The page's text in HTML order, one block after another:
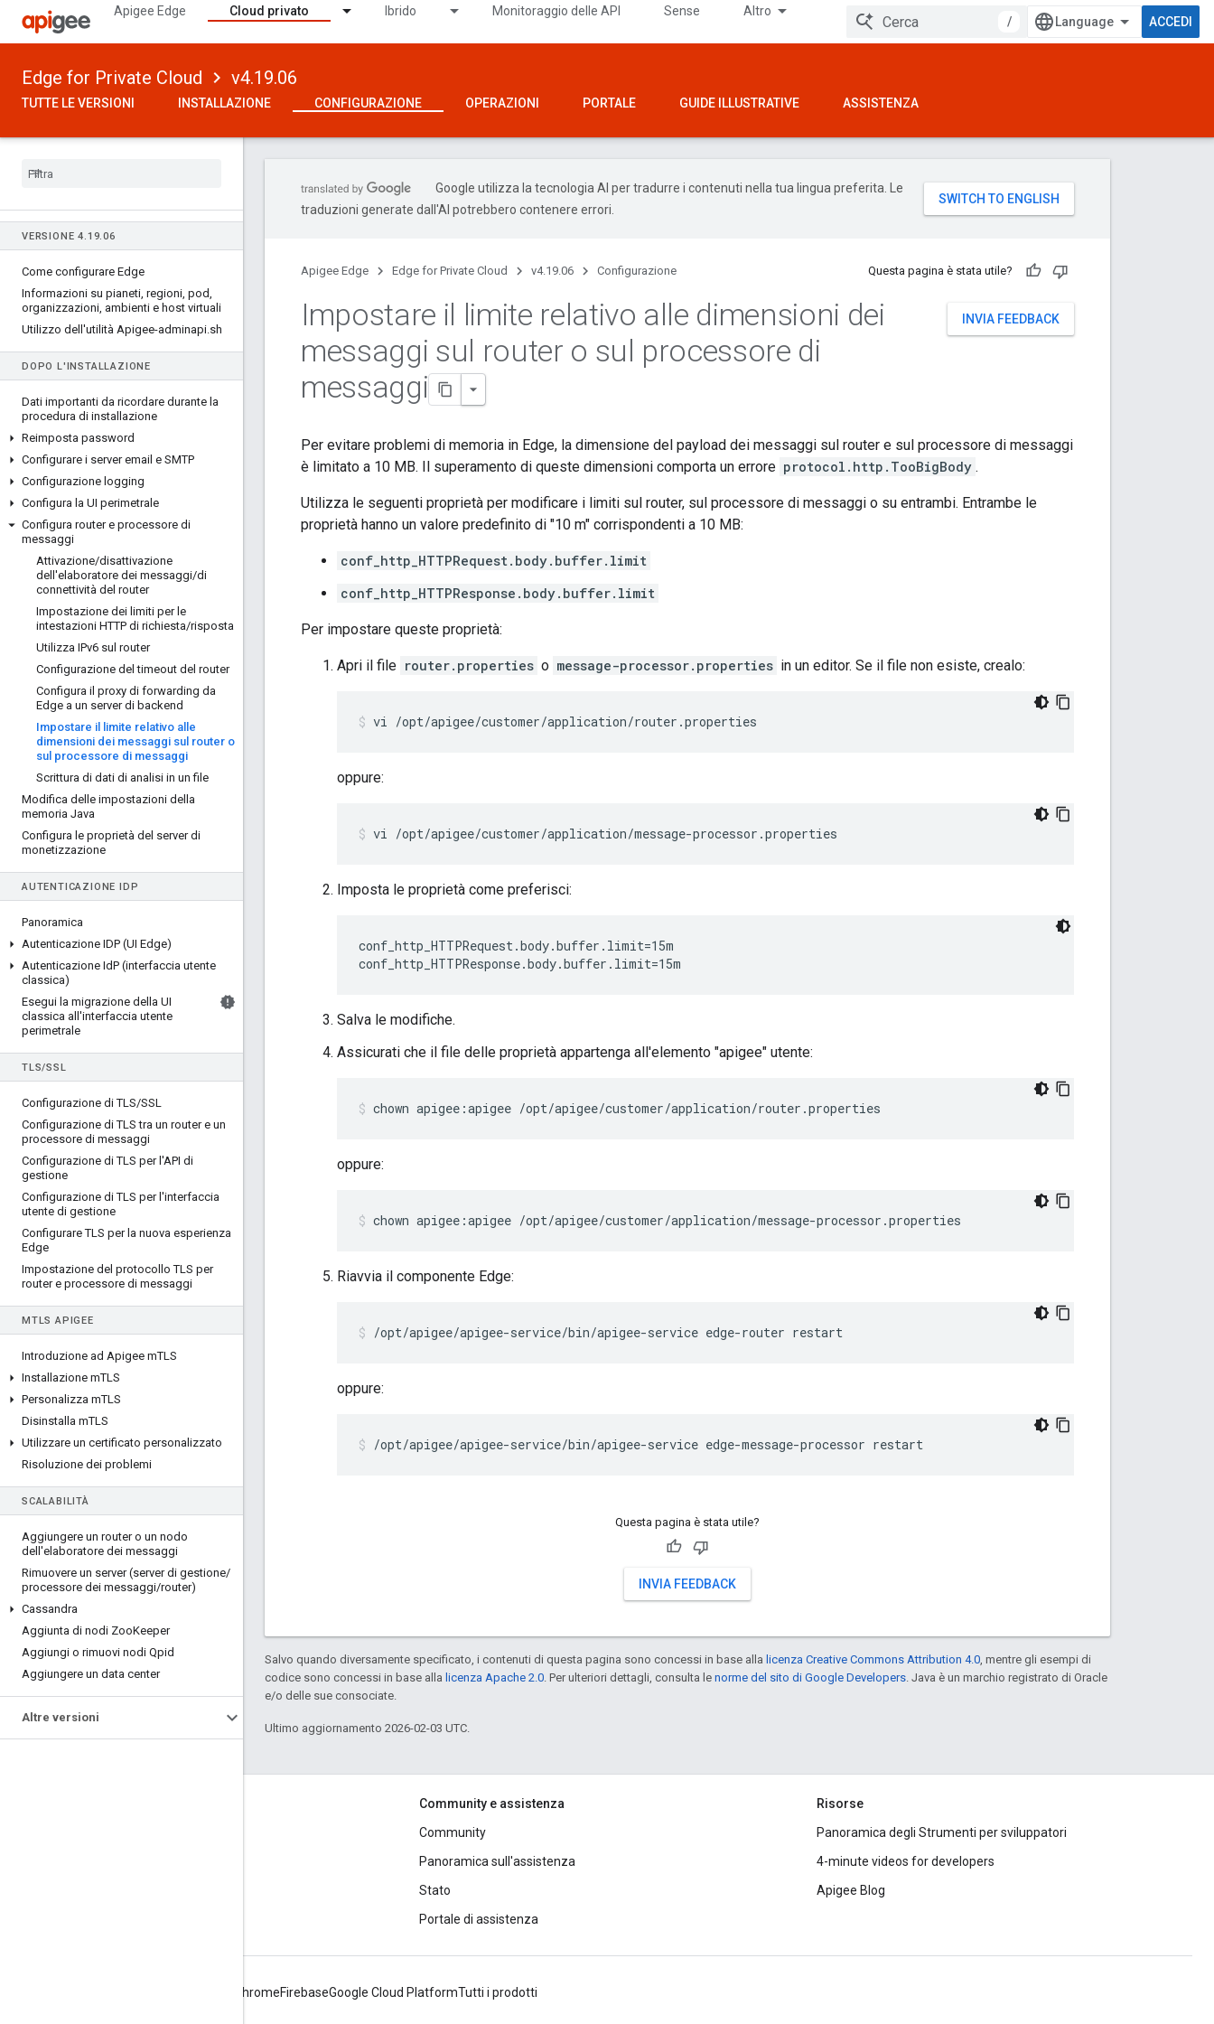
Apigee Edge Cloud privato Ibrido Monitoraggio delle API Sense Altro
/ ACCEDI
Edge for Private Cloud v4.19.06
TUTTE LE VERSIONI INSTALLAZIONE CONFIGURAZIONE OPERAZIONI PORTALE GUIDE ILLUSTRATIVE ASSISTENZA
VERSIONE 4.19.06
Come configurare Edge
Informazioni su pianeti, regioni, pod,
organizzazioni, ambienti e host virtuali
Utilizzo dell'utilità Apigee-adminapi.sh
DOPO L'INSTALLAZIONE
Dati importanti da ricordare durante la
procedura di installazione
Reimposta password
Configurare i server email e SMTP
Configurazione logging
Configura la UI perimetrale
Configura router e processore di
messaggi
Attivazione/disattivazione
dell'elaboratore dei messaggi/di
connettività del router
Impostazione dei limiti per le
intestazioni HTTP di richiesta/risposta
Utilizza IPv6 sul router
Configurazione del timeout del router
Configura il proxy di forwarding da
Edge a un server di backend
Impostare il limite relativo alle
dimensioni dei messaggi sul router o
sul processore di messaggi
Scrittura di dati di analisi in un file
Modifica delle impostazioni della
memoria Java
Configura le proprietà del server di
monetizzazione
AUTENTICAZIONE IDP
Panoramica
Autenticazione IDP (UI Edge)
Autenticazione IdP (interfaccia utente
classica)
Esegui la migrazione della UI
classica all'interfaccia utente
perimetrale
TLS/SSL
Configurazione di TLS/SSL
Configurazione di TLS tra un router e un
processore di messaggi
Configurazione di TLS per l'API di
gestione
Configurazione di TLS per l'interfaccia
utente di gestione
Configurare TLS per la nuova esperienza
Edge
Impostazione del protocollo TLS per
router e processore di messaggi
MTLS APIGEE
Introduzione ad Apigee mTLS
Installazione mTLS
Personalizza mTLS
Disinstalla mTLS
Utilizzare un certificato personalizzato
Risoluzione dei problemi
SCALABILITÀ
Aggiungere un router o un nodo
dell'elaboratore dei messaggi
Rimuovere un server (server di gestione/
processore dei messaggi/router)
Cassandra
Aggiunta di nodi ZooKeeper
Aggiungi o rimuovi nodi Qpid
Aggiungere un data center
Altre versioni
Google utilizza la tecnologia AI per tradurre i contenuti nella tua lingua preferita. Le
traduzioni generate dall'AI potrebbero contenere errori.
Apigee Edge Edge for Private Cloud v4.19.06 Configurazione Questa pagina è stata utile?
INVIA FEEDBACK
Impostare il limite relativo alle dimensioni dei
messaggi sul router o sul processore di
messaggi
Per evitare problemi di memoria in Edge, la dimensione del payload dei messaggi sul router e sul processore di messaggi
è limitato a 10 MB. Il superamento di queste dimensioni comporta un errore protocol.http.TooBigBody .
Utilizza le seguenti proprietà per modificare i limiti sul router, sul processore di messaggi o su entrambi. Entrambe le
proprietà hanno un valore predefinito di "10 m" corrispondenti a 10 MB:
conf_http_HTTPRequest.body.buffer.limit
conf_http_HTTPResponse.body.buffer.limit
Per impostare queste proprietà:
Apri il file router.properties o message-processor.properties in un editor. Se il file non esiste, crealo:
vi /opt/apigee/customer/application/router.properties
oppure:
vi /opt/apigee/customer/application/message-processor.properties
Imposta le proprietà come preferisci:
conf_http_HTTPRequest.body.buffer.limit=15m
conf_http_HTTPResponse.body.buffer.limit=15m
Salva le modifiche.
Assicurati che il file delle proprietà appartenga all'elemento "apigee" utente:
chown apigee:apigee /opt/apigee/customer/application/router.properties
oppure:
chown apigee:apigee /opt/apigee/customer/application/message-processor.properties
Riavvia il componente Edge:
/opt/apigee/apigee-service/bin/apigee-service edge-router restart
oppure:
/opt/apigee/apigee-service/bin/apigee-service edge-message-processor restart
Questa pagina è stata utile?
INVIA FEEDBACK
Salvo quando diversamente specificato, i contenuti di questa pagina sono concessi in base alla licenza Creative Commons Attribution 4.0, mentre gli esempi di
codice sono concessi in base alla licenza Apache 2.0. Per ulteriori dettagli, consulta le norme del sito di Google Developers. Java è un marchio registrato di Oracle
e/o delle sue consociate.
Ultimo aggiornamento 2026-02-03 UTC.
Community e assistenza
Community
Panoramica sull'assistenza
Stato
Portale di assistenza
Risorse
Panoramica degli Strumenti per sviluppatori
4-minute videos for developers
Apigee Blog
ChromeFirebaseGoogle Cloud PlatformTutti i prodotti